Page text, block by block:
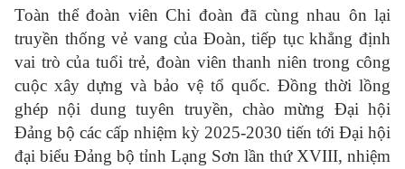
Toàn thể đoàn viên Chi đoàn đã cùng nhau ôn lại
truyền thống vẻ vang của Đoàn, tiếp tục khẳng định
vai trò của tuổi trẻ, đoàn viên thanh niên trong công
cuộc xây dựng và bảo vệ tổ quốc. Đồng thời lồng
ghép nội dung tuyên truyền, chào mừng Đại hội
Đảng bộ các cấp nhiệm kỳ 2025-2030 tiến tới Đại hội
đại biểu Đảng bộ tỉnh Lạng Sơn lần thứ XVIII, nhiệm